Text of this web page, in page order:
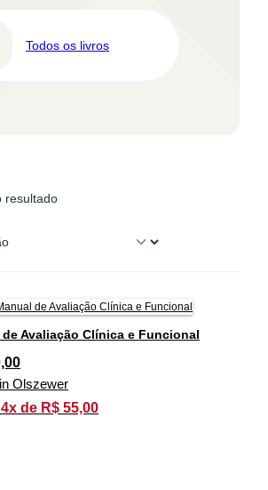
Todos os livros
resultado
de Avaliação Clínica e Funcional
Olszewer
4x de R$ 55,00